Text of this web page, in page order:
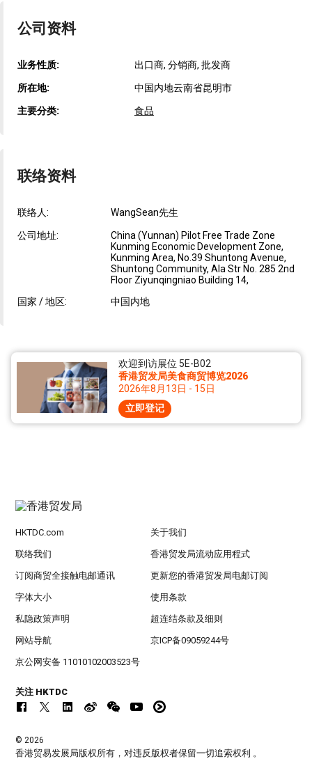
公司资料
业务性质: 出口商, 分销商, 批发商
所在地: 中国内地云南省昆明市
主要分类: 食品
联络资料
联络人: WangSean先生
公司地址:
China (Yunnan) Pilot Free Trade Zone
Kunming Economic Development Zone,
Kunming Area, No.39 Shuntong Avenue,
Shuntong Community, Ala Str No. 285 2nd
Floor Ziyunqingniao Building 14,
国家 / 地区:
中国内地
欢迎到访展位 5E-B02
香港贸发局美食商贸博览2026
2026年8月13日 - 15日
立即登记
HKTDC.com 关于我们
联络我们 香港贸发局流动应用程式
订阅商贸全接触电邮通讯 更新您的香港贸发局电邮订阅
字体大小 使用条款
私隐政策声明 超连结条款及细则
网站导航 京ICP备09059244号
京公网安备 11010102003523号
关注 HKTDC
© 2026
香港贸易发展局版权所有，对违反版权者保留一切追索权利 。